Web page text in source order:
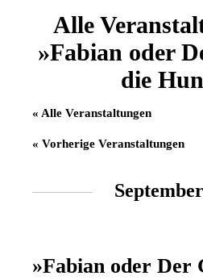
Alle
»Fabian oder
die
« Alle Veranstaltungen
« Vorherige Veranstaltungen
»Fabian oder Der